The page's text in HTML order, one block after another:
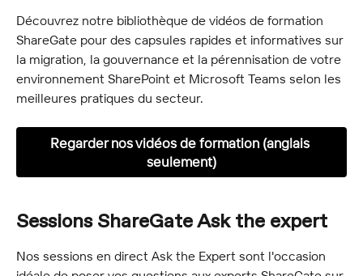
Découvrez notre bibliothèque de vidéos de formation
ShareGate pour des capsules rapides et informatives sur
la migration, la gouvernance et la pérennisation de votre
environnement SharePoint et Microsoft Teams selon les
meilleures pratiques du secteur.
Regarder nos vidéos de formation (anglais
seulement)
Sessions ShareGate Ask the expert
Nos sessions en direct Ask the Expert sont l'occasion